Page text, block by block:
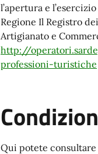
l’apertura e
Regione Il Registro
Artigianato e
http://
professioni-turistiche
Qui potete